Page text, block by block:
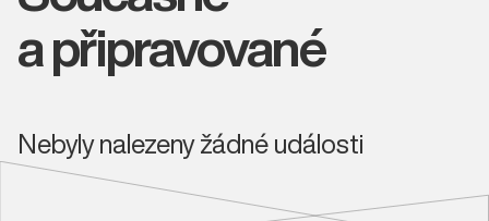
a připravované
Nebyly nalezeny žádné události